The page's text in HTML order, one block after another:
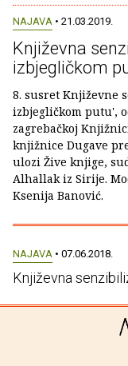
NAJAVA • 21.03.2019.
Književna
izbjegličkom
8. susret Književne
izbjegličkom putu',
zagrebačkoj
knjižnice Dugave
ulozi Žive knjige,
Alhallak iz Sirije.
Ksenija Banović.
NAJAVA • 07.06.2018.
Književna